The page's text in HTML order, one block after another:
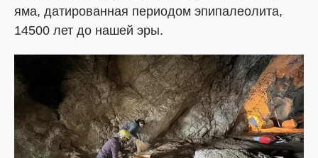
яма, датированная периодом эпипалеолита,
14500 лет до нашей эры.